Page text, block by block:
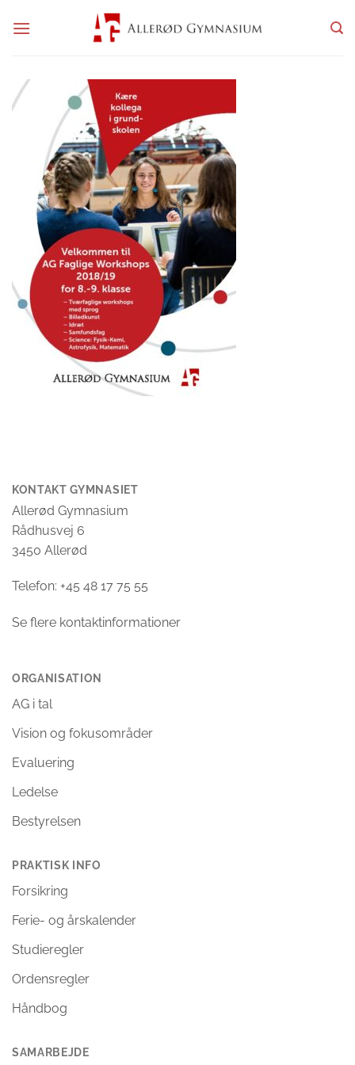
KONTAKT GYMNASIET
Allerød Gymnasium
Rådhusvej 6
3450 Allerød
Telefon: +45 48 17 75 55
Se flere kontaktinformationer
ORGANISATION
AG i tal
Vision og fokusområder
Evaluering
Ledelse
Bestyrelsen
PRAKTISK INFO
Forsikring
Ferie- og årskalender
Studieregler
Ordensregler
Håndbog
SAMARBEJDE